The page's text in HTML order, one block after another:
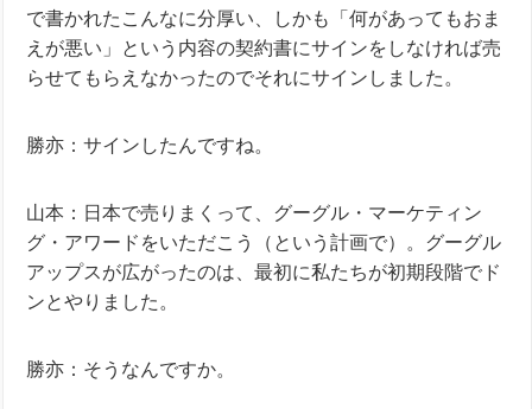
で書かれたこんなに分厚い、しかも「何があってもおま
えが悪い」という内容の契約書にサインをしなければ売
らせてもらえなかったのでそれにサインしました。
勝亦：サインしたんですね。
山本：日本で売りまくって、グーグル・マーケティン
グ・アワードをいただこう（という計画で）。グーグル
アップスが広がったのは、最初に私たちが初期段階でド
ンとやりました。
勝亦：そうなんですか。